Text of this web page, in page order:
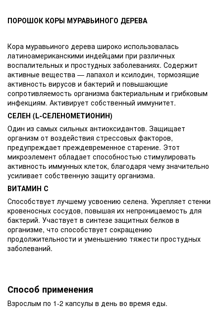
ПОРОШОК КОРЫ МУРАВЬИНОГО ДЕРЕВА
Кора муравьиного дерева широко использовалась
латиноамериканскими индейцами при различных
воспалительных и простудных заболеваниях. Содержит
активные вещества — лапахол и ксилодин, тормозящие
активность вирусов и бактерий и повышающие
сопротивляемость организма бактериальным и грибковым
инфекциям. Активирует собственный иммунитет.
СЕЛЕН (L-СЕЛЕНОМЕТИОНИН)
Один из самых сильных антиоксидантов. Защищает
организм от воздействия стрессовых факторов,
предупреждает преждевременное старение. Этот
микроэлемент обладает способностью стимулировать
активность иммунных клеток, благодаря чему значительно
усиливает собственную защиту организма.
ВИТАМИН С
Способствует лучшему усвоению селена. Укрепляет стенки
кровеносных сосудов, повышая их непроницаемость для
бактерий. Участвует в синтезе защитных белков в
организме, что способствует сокращению
продолжительности и уменьшению тяжести простудных
заболеваний.
Способ применения
Взрослым по 1-2 капсулы в день во время еды.